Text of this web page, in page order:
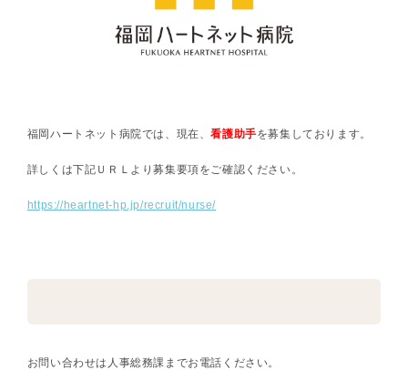
福岡ハートネット病院では、現在、看護助手を募集しております。
詳しくは下記ＵＲＬより募集要項をご確認ください。
https://heartnet-hp.jp/recruit/nurse/
お問い合わせは人事総務課までお電話ください。